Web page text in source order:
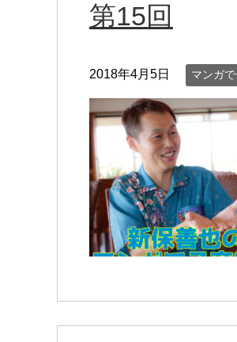
第15回
2018年4月5日 マンガ